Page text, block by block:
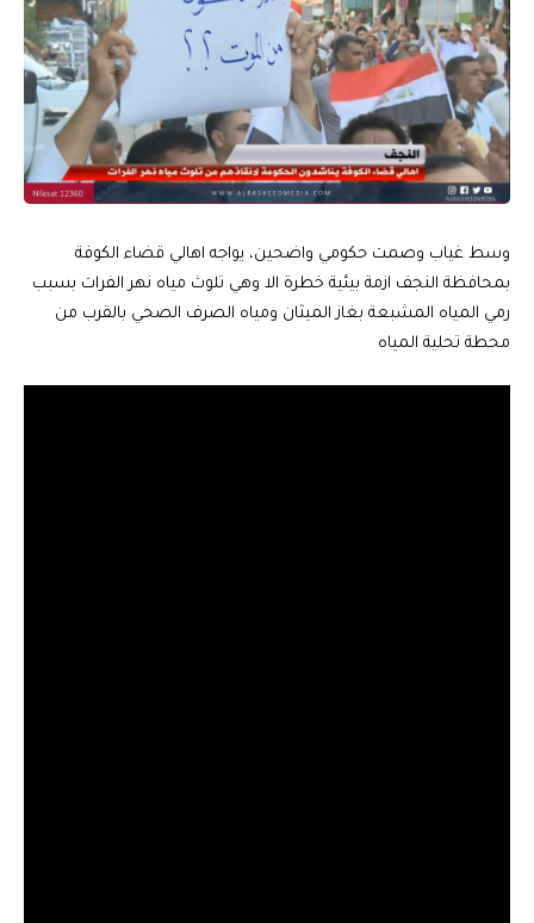
وسط غياب وصمت حكومي واضحين، يواجه اهالي قضاء الكوفة
بمحافظة النجف ازمة بيئية خطرة الا وهي تلوث مياه نهر الفرات بسبب
رمي المياه المشبعة بغاز الميثان ومياه الصرف الصحي بالقرب من
محطة تحلية المياه